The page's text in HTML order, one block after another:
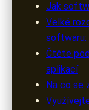
6. 3. 2026 · 10 min
Jak
Velké
softwaru:
Čtěte
aplikací
Na co se